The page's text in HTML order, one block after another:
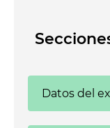
Datos del